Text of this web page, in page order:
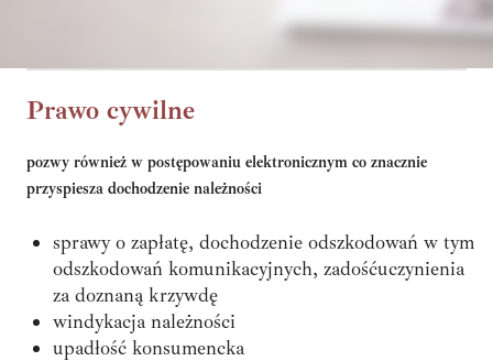
Prawo cywilne
pozwy również w postępowaniu elektronicznym co znacznie
przyspiesza dochodzenie należności
sprawy o zapłatę, dochodzenie odszkodowań w tym
odszkodowań komunikacyjnych, zadośćuczynienia
za doznaną krzywdę
windykacja należności
upadłość konsumencka